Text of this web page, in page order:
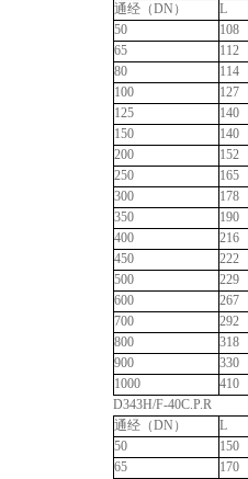
通经（DN）
L
50
108
65
112
80
114
100
127
125
140
150
140
200
152
250
165
300
178
350
190
400
216
450
222
500
229
600
267
700
292
800
318
900
330
1000
410
D343H/F-40C.P.R
通经（DN）
L
50
150
65
170